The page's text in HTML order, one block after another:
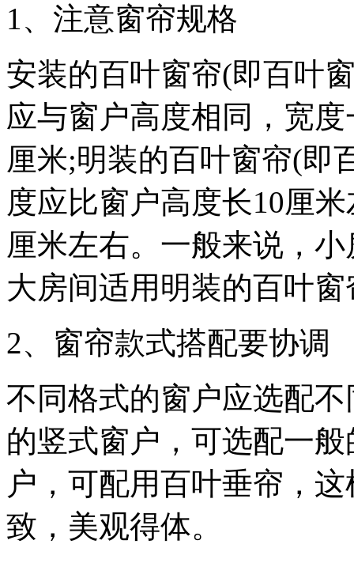
1、注意窗帘规格
安装的百叶窗帘(即百叶
应与窗户高度相同，宽
厘米;明装的百叶窗帘(即
度应比窗户高度长10厘
厘米左右。一般来说，
大房间适用明装的百叶窗
2、窗帘款式搭配要协调
不同格式的窗户应选配
的竖式窗户，可选配一
户，可配用百叶垂帘，
致，美观得体。